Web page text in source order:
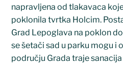
napravljena od tlakavaca
poklonila tvrtka Holcim.
Grad Lepoglava na poklon
se šetači sad u parku mogu i
području Grada traje